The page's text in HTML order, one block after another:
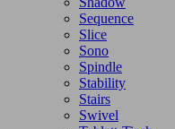
Sequence
Slice
Sono
Spindle
Stability
Stairs
Swivel